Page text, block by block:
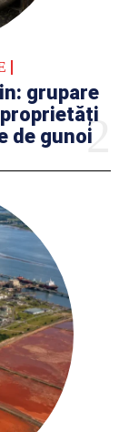
grupare
de gunoi